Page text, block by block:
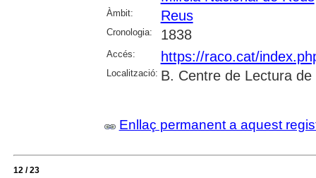
Àmbit: Reus
Cronologia: 1838
Accés: https://raco.cat/
Localització: B. Centre de Lectura de
Enllaç permanent a aquest
12 / 23